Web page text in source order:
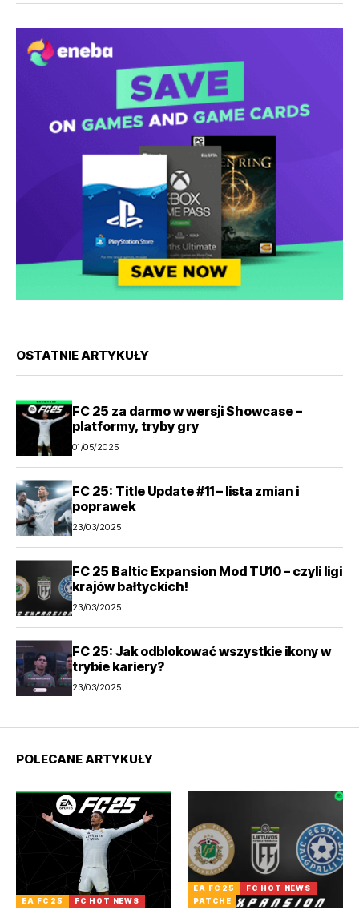
OSTATNIE ARTYKUŁY
FC 25 za darmo w wersji Showcase –
platformy, tryby gry
01/05/2025
FC 25: Title Update #11 – lista zmian i
poprawek
23/03/2025
FC 25 Baltic Expansion Mod TU10 – czyli ligi
krajów bałtyckich!
23/03/2025
FC 25: Jak odblokować wszystkie ikony w
trybie kariery?
23/03/2025
POLECANE ARTYKUŁY
EA FC 25 FC HOT NEWS
EA FC 25
FC HOT NEWS
PATCHE